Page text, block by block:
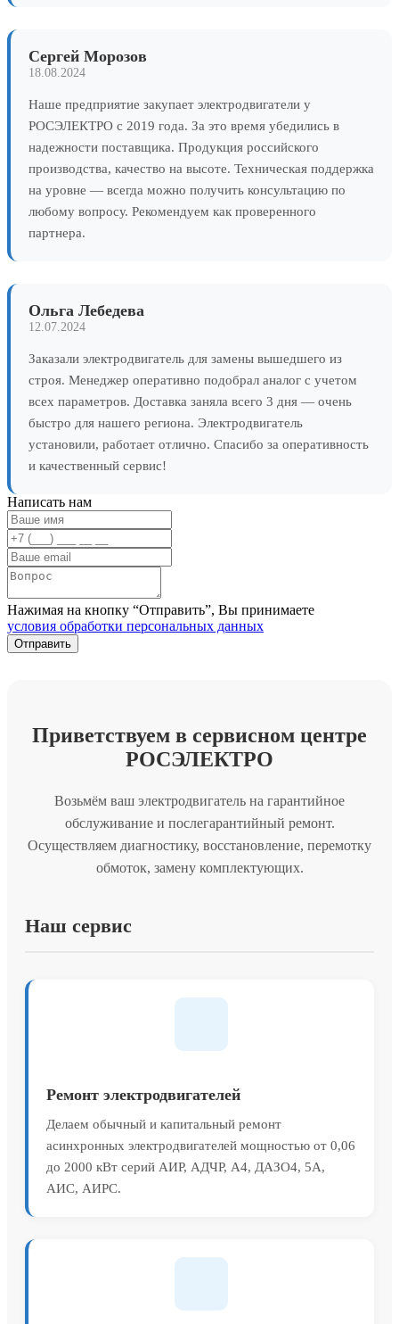
Сергей Морозов
18.08.2024
Наше предприятие закупает электродвигатели у
РОСЭЛЕКТРО с 2019 года. За это время убедились в
надежности поставщика. Продукция российского
производства, качество на высоте. Техническая поддержка
на уровне — всегда можно получить консультацию по
любому вопросу. Рекомендуем как проверенного
партнера.
Ольга Лебедева
12.07.2024
Заказали электродвигатель для замены вышедшего из
строя. Менеджер оперативно подобрал аналог с учетом
всех параметров. Доставка заняла всего 3 дня — очень
быстро для нашего региона. Электродвигатель
установили, работает отлично. Спасибо за оперативность
и качественный сервис!
Написать нам
Нажимая на кнопку “Отправить”, Вы принимаете
условия обработки персональных данных
Приветствуем в сервисном центре
РОСЭЛЕКТРО
Возьмём ваш электродвигатель на гарантийное
обслуживание и послегарантийный ремонт.
Осуществляем диагностику, восстановление, перемотку
обмоток, замену комплектующих.
Наш сервис
Ремонт электродвигателей
Делаем обычный и капитальный ремонт
асинхронных электродвигателей мощностью от 0,06
до 2000 кВт серий АИР, АДЧР, А4, ДАЗО4, 5А,
АИС, АИРС.